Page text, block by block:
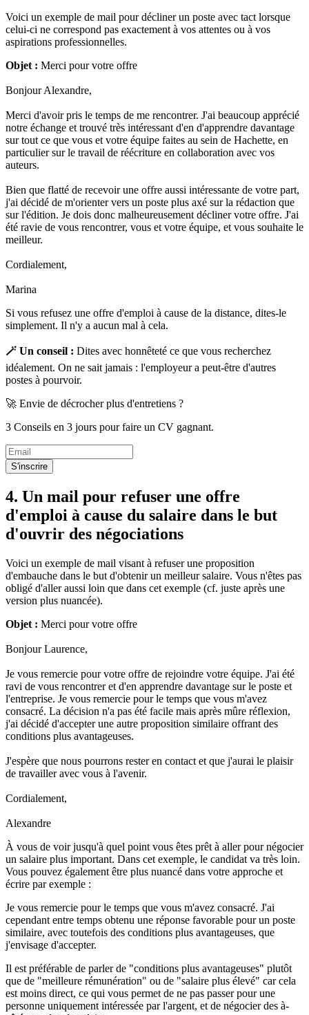
Voici un exemple de mail pour décliner un poste avec tact lorsque
celui-ci ne correspond pas exactement à vos attentes ou à vos
aspirations professionnelles.
Objet : Merci pour votre offre
Bonjour Alexandre,
Merci d'avoir pris le temps de me rencontrer. J'ai beaucoup apprécié
notre échange et trouvé très intéressant d'en d'apprendre davantage
sur tout ce que vous et votre équipe faites au sein de Hachette, en
particulier sur le travail de réécriture en collaboration avec vos
auteurs.
Bien que flatté de recevoir une offre aussi intéressante de votre part,
j'ai décidé de m'orienter vers un poste plus axé sur la rédaction que
sur l'édition. Je dois donc malheureusement décliner votre offre. J'ai
été ravie de vous rencontrer, vous et votre équipe, et vous souhaite le
meilleur.
Cordialement,
Marina
Si vous refusez une offre d'emploi à cause de la distance, dites-le
simplement. Il n'y a aucun mal à cela.
🪄 Un conseil : Dites avec honnêteté ce que vous recherchez
idéalement. On ne sait jamais : l'employeur a peut-être d'autres
postes à pourvoir.
🚀 Envie de décrocher plus d'entretiens ?
3 Conseils en 3 jours pour faire un CV gagnant.
S'inscrire
4. Un mail pour refuser une offre
d'emploi à cause du salaire dans le but
d'ouvrir des négociations
Voici un exemple de mail visant à refuser une proposition
d'embauche dans le but d'obtenir un meilleur salaire. Vous n'êtes pas
obligé d'aller aussi loin que dans cet exemple (cf. juste après une
version plus nuancée).
Objet : Merci pour votre offre
Bonjour Laurence,
Je vous remercie pour votre offre de rejoindre votre équipe. J'ai été
ravi de vous rencontrer et d'en apprendre davantage sur le poste et
l'entreprise. Je vous remercie pour le temps que vous m'avez
consacré. La décision n'a pas été facile mais après mûre réflexion,
j'ai décidé d'accepter une autre proposition similaire offrant des
conditions plus avantageuses.
J'espère que nous pourrons rester en contact et que j'aurai le plaisir
de travailler avec vous à l'avenir.
Cordialement,
Alexandre
À vous de voir jusqu'à quel point vous êtes prêt à aller pour négocier
un salaire plus important. Dans cet exemple, le candidat va très loin.
Vous pouvez également être plus nuancé dans votre approche et
écrire par exemple :
Je vous remercie pour le temps que vous m'avez consacré. J'ai
cependant entre temps obtenu une réponse favorable pour un poste
similaire, avec toutefois des conditions plus avantageuses, que
j'envisage d'accepter.
Il est préférable de parler de "conditions plus avantageuses" plutôt
que de "meilleure rémunération" ou de "salaire plus élevé" car cela
est moins direct, ce qui vous permet de ne pas passer pour une
personne uniquement intéressée par l'argent, et de négocier des à-